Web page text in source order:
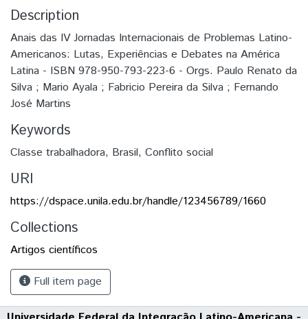
Description
Anais das IV Jornadas Internacionais de Problemas Latino-
Americanos: Lutas, Experiências e Debates na América
Latina - ISBN 978-950-793-223-6 - Orgs. Paulo Renato da
Silva ; Mario Ayala ; Fabricio Pereira da Silva ; Fernando
José Martins
Keywords
Classe trabalhadora, Brasil, Conflito social
URI
https://dspace.unila.edu.br/handle/123456789/1660
Collections
Artigos científicos
Full item page